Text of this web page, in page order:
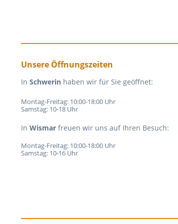
Unsere Öffnungszeiten
In Schwerin haben wir für Sie geöffnet:
Montag-Freitag: 10:00-18:00 Uhr
Samstag: 10-18 Uhr
In Wismar freuen wir uns auf Ihren Besuch:
Montag-Freitag: 10:00-18:00 Uhr
Samstag: 10-16 Uhr